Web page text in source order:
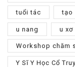
tuổi tác tạo
u nang u xơ
Workshop chăm
Y Sĩ Y Học Cổ